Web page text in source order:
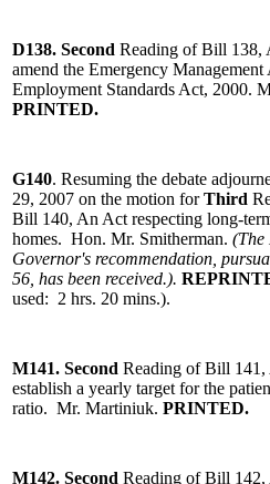
D138. Second Reading of Bill 138,
amend the Emergency Management
Employment Standards Act, 2000.
PRINTED.
G140. Resuming the debate
29, 2007 on the motion for Third
Bill 140, An Act respecting long-
homes. Hon. Mr. Smitherman. (The
Governor's recommendation,
56, has been received.).
used: 2 hrs. 20 mins.).
M141. Second Reading of Bill
establish a yearly target for the
ratio. Mr. Martiniuk. PRINTED.
M142. Second Reading ofBill 142,